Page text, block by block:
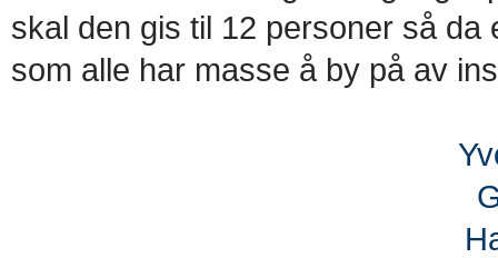
skal den gis til 12 personer så
som alle har masse å by på av